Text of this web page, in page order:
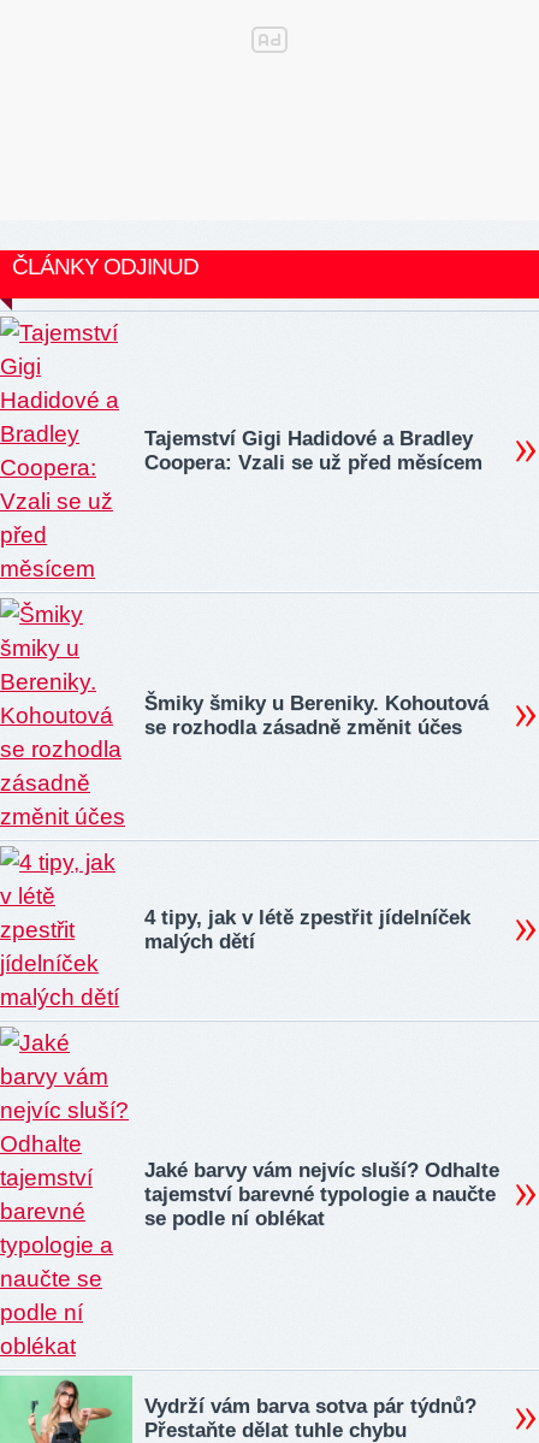
ČLÁNKY ODJINUD
Tajemství Gigi Hadidové a Bradley
Coopera: Vzali se už před měsícem
Šmiky šmiky u Bereniky. Kohoutová
se rozhodla zásadně změnit účes
4 tipy, jak v létě zpestřit jídelníček
malých dětí
Jaké barvy vám nejvíc sluší? Odhalte
tajemství barevné typologie a naučte
se podle ní oblékat
Vydrží vám barva sotva pár týdnů?
Přestaňte dělat tuhle chybu